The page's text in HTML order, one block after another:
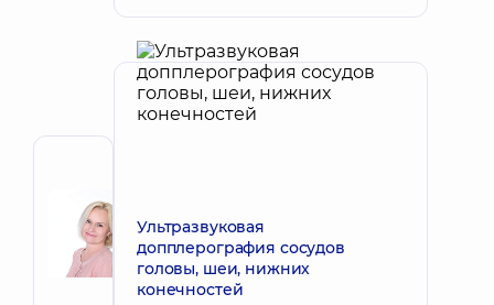
Наталья
Викторовна
Акушер-
гинеколог;
Запись к врачу
Ультразвуковая
допплерография сосудов
головы, шеи, нижних
конечностей